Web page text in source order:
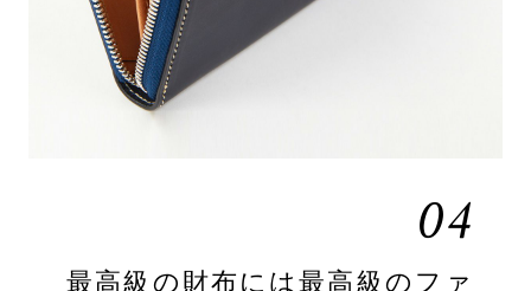
04
最高級の財布には最高級のファ